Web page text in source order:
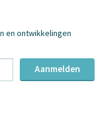
en ontwikkelingen
Aanmelden